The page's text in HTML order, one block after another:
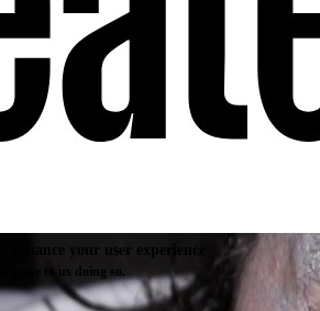
enhance your user experience
agree to us doing so.